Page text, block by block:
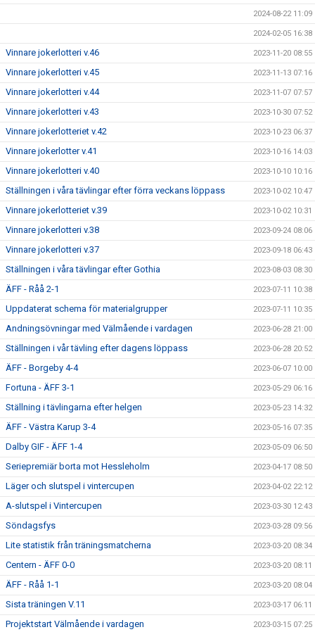
2024-08-22 11:09
2024-02-05 16:38
Vinnare jokerlotteri v.46 2023-11-20 08:55
Vinnare jokerlotteri v.45 2023-11-13 07:16
Vinnare jokerlotteri v.44 2023-11-07 07:57
Vinnare jokerlotteri v.43 2023-10-30 07:52
Vinnare jokerlotteriet v.42 2023-10-23 06:37
Vinnare jokerlotter v.41 2023-10-16 14:03
Vinnare jokerlotteri v.40 2023-10-10 10:16
Ställningen i våra tävlingar efter förra veckans löppass 2023-10-02 10:47
Vinnare jokerlotteriet v.39 2023-10-02 10:31
Vinnare jokerlotteri v.38 2023-09-24 08:06
Vinnare jokerlotteri v.37 2023-09-18 06:43
Ställningen i våra tävlingar efter Gothia 2023-08-03 08:30
ÄFF - Råå 2-1 2023-07-11 10:38
Uppdaterat schema för materialgrupper 2023-07-11 10:35
Andningsövningar med Välmående i vardagen 2023-06-28 21:00
Ställningen i vår tävling efter dagens löppass 2023-06-28 20:52
ÄFF - Borgeby 4-4 2023-06-07 10:00
Fortuna - ÄFF 3-1 2023-05-29 06:16
Ställning i tävlingarna efter helgen 2023-05-23 14:32
ÄFF - Västra Karup 3-4 2023-05-16 07:35
Dalby GIF - ÄFF 1-4 2023-05-09 06:50
Seriepremiär borta mot Hessleholm 2023-04-17 08:50
Läger och slutspel i vintercupen 2023-04-02 22:12
A-slutspel i Vintercupen 2023-03-30 12:43
Söndagsfys 2023-03-28 09:56
Lite statistik från träningsmatcherna 2023-03-20 08:34
Centern - ÄFF 0-0 2023-03-20 08:11
ÄFF - Råå 1-1 2023-03-20 08:04
Sista träningen V.11 2023-03-17 06:11
Projektstart Välmående i vardagen 2023-03-15 07:25